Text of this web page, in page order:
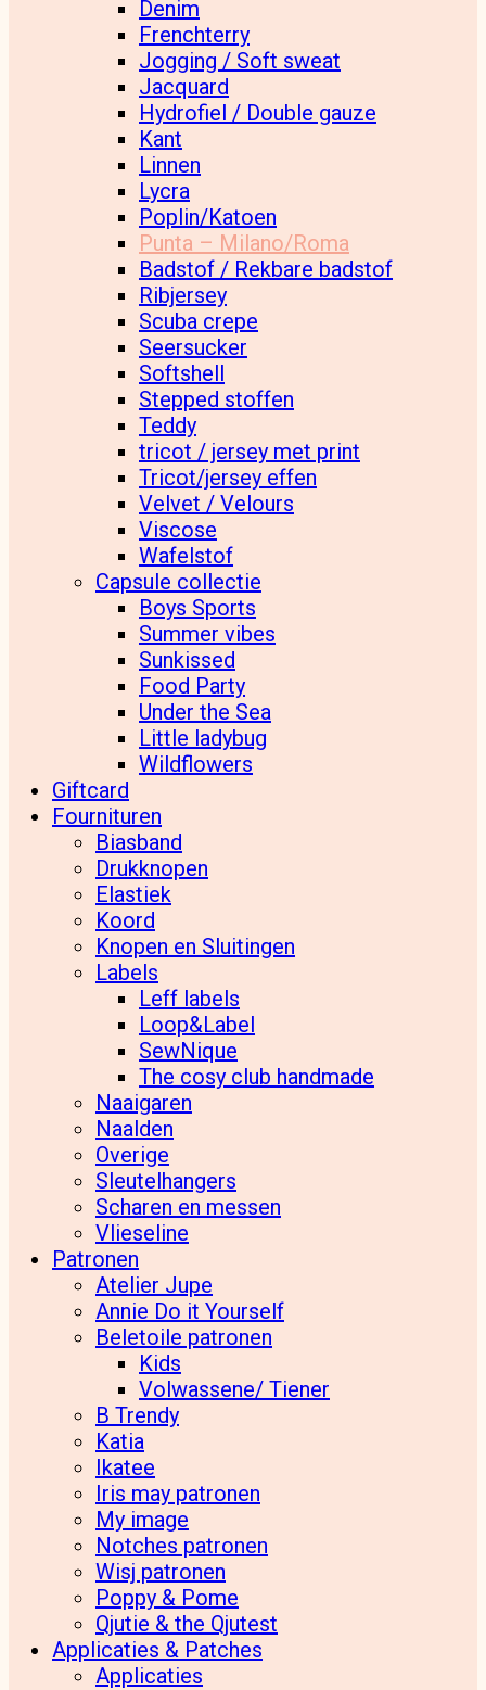
Denim
Frenchterry
Jogging / Soft sweat
Jacquard
Hydrofiel / Double gauze
Kant
Linnen
Lycra
Poplin/Katoen
Punta – Milano/Roma
Badstof / Rekbare badstof
Ribjersey
Scuba crepe
Seersucker
Softshell
Stepped stoffen
Teddy
tricot / jersey met print
Tricot/jersey effen
Velvet / Velours
Viscose
Wafelstof
Capsule collectie
Boys Sports
Summer vibes
Sunkissed
Food Party
Under the Sea
Little ladybug
Wildflowers
Giftcard
Fournituren
Biasband
Drukknopen
Elastiek
Koord
Knopen en Sluitingen
Labels
Leff labels
Loop&Label
SewNique
The cosy club handmade
Naaigaren
Naalden
Overige
Sleutelhangers
Scharen en messen
Vlieseline
Patronen
Atelier Jupe
Annie Do it Yourself
Beletoile patronen
Kids
Volwassene/ Tiener
B Trendy
Katia
Ikatee
Iris may patronen
My image
Notches patronen
Wisj patronen
Poppy & Pome
Qjutie & the Qjutest
Applicaties & Patches
Applicaties